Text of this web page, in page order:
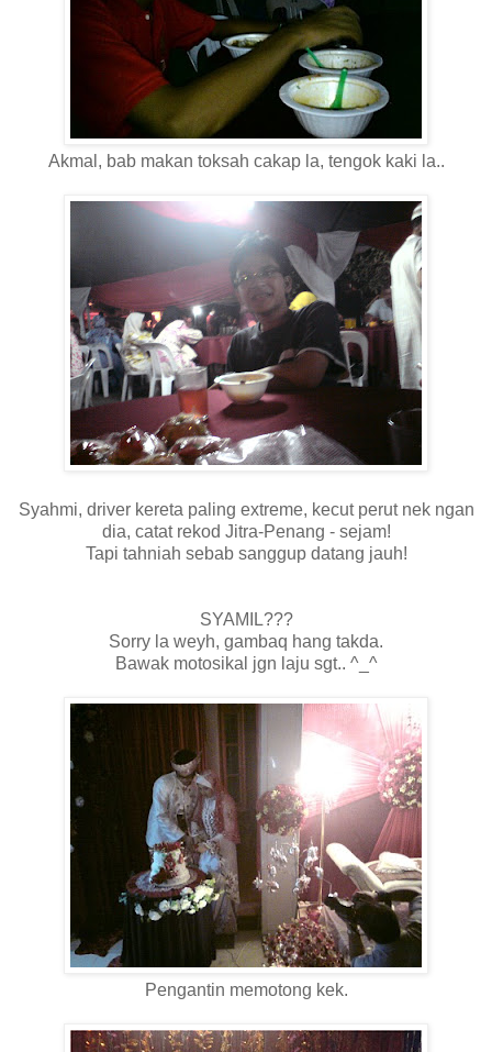
Akmal, bab makan toksah cakap la, tengok kaki la..
Syahmi, driver kereta paling extreme, kecut perut nek ngan
dia, catat rekod Jitra-Penang - sejam!
Tapi tahniah sebab sanggup datang jauh!
SYAMIL???
Sorry la weyh, gambaq hang takda.
Bawak motosikal jgn laju sgt.. ^_^
Pengantin memotong kek.